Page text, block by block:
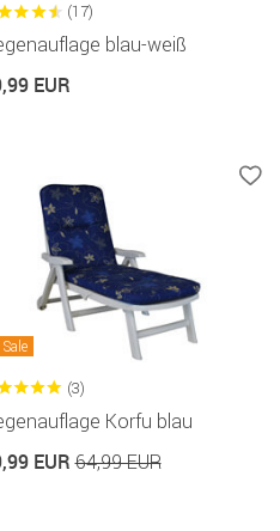
(17)
blau-weiß
EUR
Sale
(3)
Korfu blau
EUR64,99 EUR